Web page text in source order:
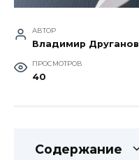
АВТОР
Владимир Друганов
ПРОСМОТРОВ
40
Содержание